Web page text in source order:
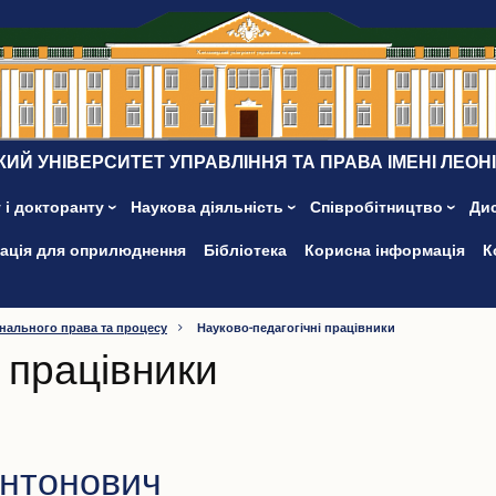
УНІВЕРСИТЕТ УПРАВЛІННЯ ТА ПРАВА ІМЕНІ
докторанту Наукова діяльність Співробітництво
для оприлюднення
Бібліотека Корисна інформація
права та процесу Науково-педагогічні працівники